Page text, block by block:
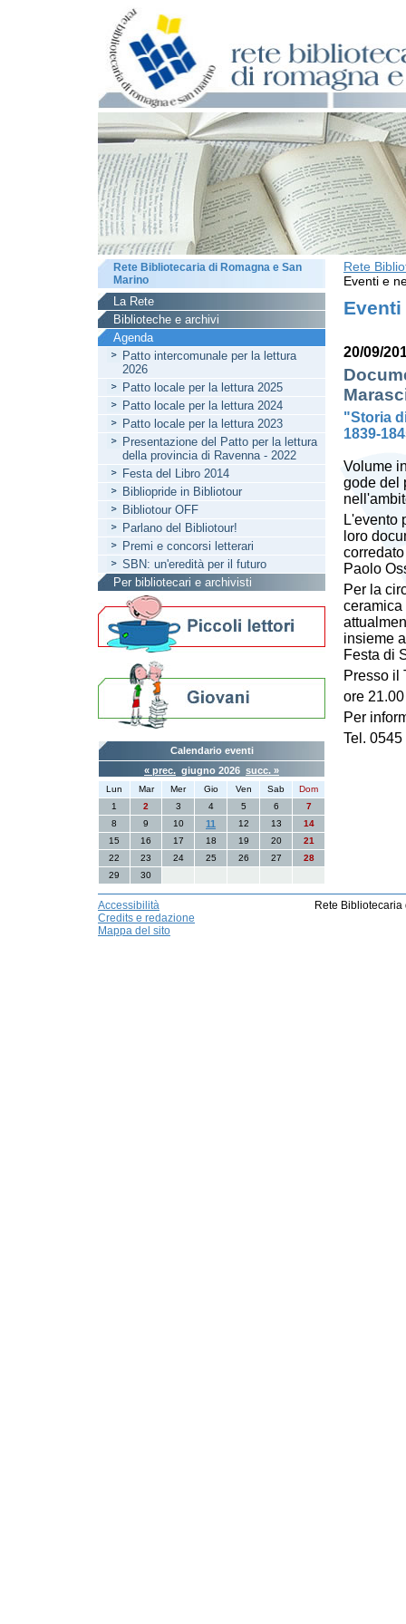
Rete
Eventi e
Eventi
20/09/
"Storia
1839-
Volume
gode del
L'evento
loro
Paolo
Per la
ceramica
insieme
Festa di
Presso il
ore 21.00
Per
Tel.
Rete Bibliotecaria di Romagna e San
Marino
La Rete
Biblioteche e archivi
Agenda
Patto intercomunale per la lettura
2026
Patto locale per la lettura 2025
Patto locale per la lettura 2024
Patto locale per la lettura 2023
Presentazione del Patto per la lettura
della provincia di Ravenna - 2022
Festa del Libro 2014
Bibliopride in Bibliotour
Bibliotour OFF
Parlano del Bibliotour!
Premi e concorsi letterari
SBN: un'eredità per il futuro
Per bibliotecari e archivisti
Calendario eventi
« prec. giugno 2026 succ. »
Lun Mar Mer Gio Ven Sab
Dom
1
2 3 4 5 6
7
8
9 10 11 12 13
14
15
16 17 18 19 20
21
22
23 24 25 26 27
28
29
30
Accessibilità
Credits e redazione
Mappa del sito
Rete